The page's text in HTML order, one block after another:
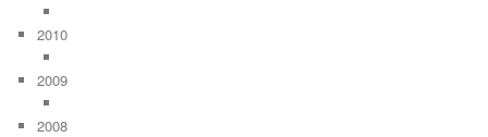
2010
2009
2008